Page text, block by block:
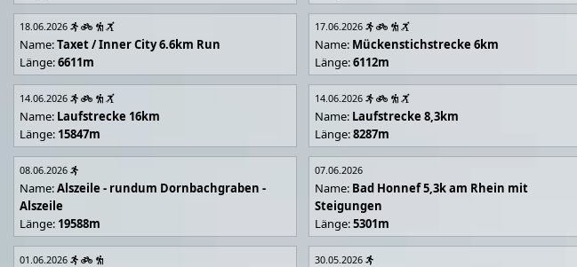
18.06.2026
Name:Taxet / Inner City 6.6km Run
Länge:6611m
17.06.2026
Name: Mückenstichstrecke 6km
Länge:6112m
14.06.2026
Name: Laufstrecke 16km
Länge: 15847m
14.06.2026
Name: Laufstrecke 8,3km
Länge:8287m
08.06.2026
Name:Alszeile - rundum Dornbachgraben -
Alszeile
Länge: 19588m
07.06.2026
Name: Bad Honnef 5,3k am Rhein mit
Steigungen
Länge:5301m
01.06.2026 30.05.2026